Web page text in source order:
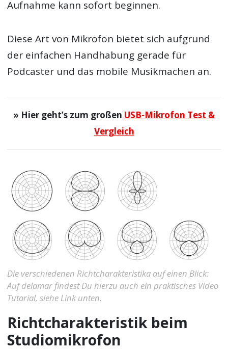
Aufnahme kann sofort beginnen.
Diese Art von Mikrofon bietet sich aufgrund
der einfachen Handhabung gerade für
Podcaster und das mobile Musikmachen an.
» Hier geht’s zum großen USB-Mikrofon Test &
Vergleich
Die verschiedenen Richtcharakteristika auf einen Blick:
Auf delamar findest Du hierzu auch ein praktisches Video
Tutorial, siehe Link unten.
Richtcharakteristik beim
Studiomikrofon